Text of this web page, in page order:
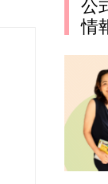
情